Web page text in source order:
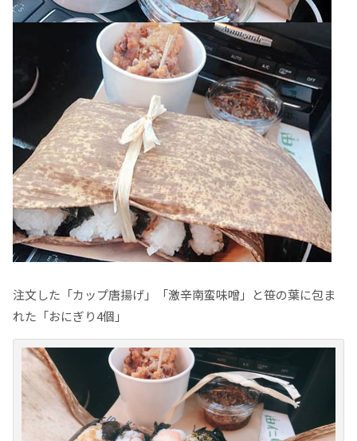
注文した「カップ唐揚げ」「激辛南蛮味噌」と笹の葉に包ま
れた「おにぎり4個」